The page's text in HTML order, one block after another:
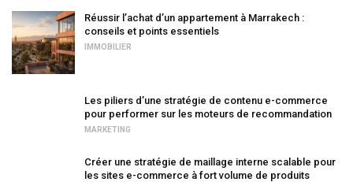
Réussir l’achat d’un appartement à Marrakech :
conseils et points essentiels
IMMOBILIER
Les piliers d’une stratégie de contenu e-commerce
pour performer sur les moteurs de recommandation
MARKETING
Créer une stratégie de maillage interne scalable pour
les sites e-commerce à fort volume de produits